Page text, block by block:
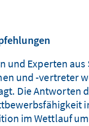
und Experten
und -vertreter
Die Antworten
im Wettlauf